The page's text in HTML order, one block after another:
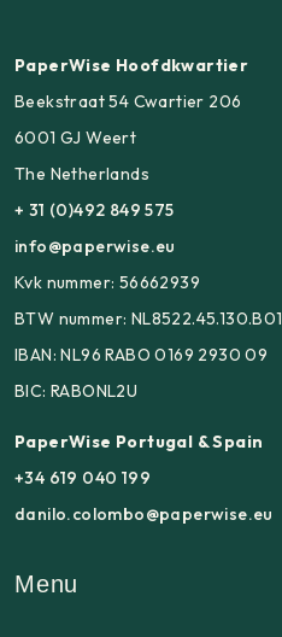
PaperWise Hoofdkwartier
Beekstraat 54 Cwartier 206
6001 GJ Weert
The Netherlands
+ 31 (0)492 849 575
info@paperwise.eu
Kvk nummer: 56662939
BTW nummer: NL8522.45.130.B01
IBAN: NL96 RABO 0169 2930 09
BIC: RABONL2U
PaperWise Portugal & Spain
+34 619 040 199
danilo.colombo@paperwise.eu
Menu